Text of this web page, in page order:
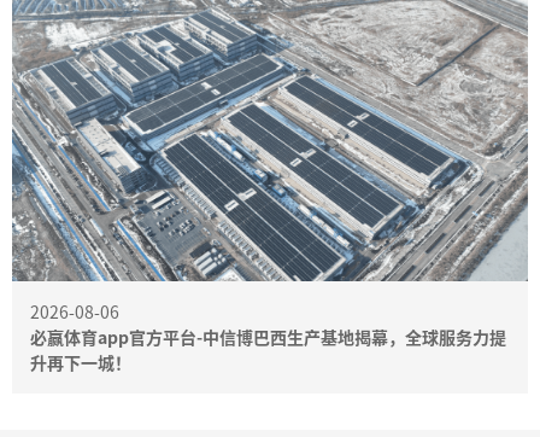
2026-08-06
必赢体育app官方平台-中信博巴西生产基地揭幕，全球服务力提
升再下一城！